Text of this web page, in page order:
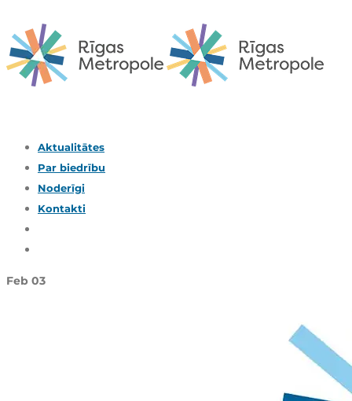
Aktualitātes
Par biedrību
Noderīgi
Kontakti
Feb 03